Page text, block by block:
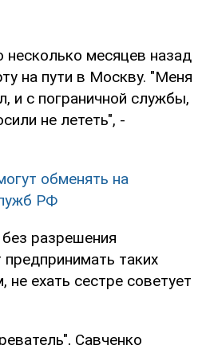
несколько месяцев назад
на пути в Москву. "Меня
и с пограничной службы,
не лететь", -
обменять на
РФ
разрешения
таких
не ехать сестре советует
Савченко